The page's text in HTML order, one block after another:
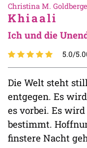
Christina M.
Khiaali
Ich und die
5.0/
Die Welt steht
entgegen. Es
es vorbei. Es
bestimmt.
finstere Nacht